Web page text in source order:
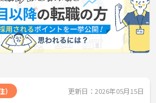
更新日：2026年05月15日